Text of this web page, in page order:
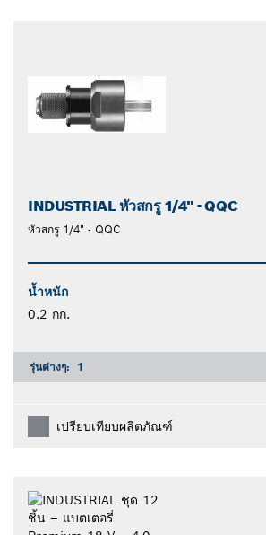
INDUSTRIAL หัวสกรู 1/4" - QQC
หัวสกรู 1/4" - QQC
น้ำหนัก
0.2 กก.
รุ่นต่างๆ: 1
เปรียบเทียบผลิตภัณฑ์